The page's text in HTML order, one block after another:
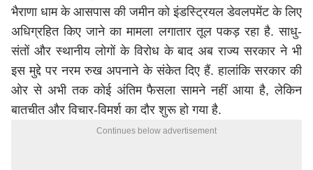
भैराणा धाम के आसपास की जमीन को इंडस्ट्रियल डेवलपमेंट के लिए
अधिग्रहित किए जाने का मामला लगातार तूल पकड़ रहा है. साधु-
संतों और स्थानीय लोगों के विरोध के बाद अब राज्य सरकार ने भी
इस मुद्दे पर नरम रुख अपनाने के संकेत दिए हैं. हालांकि सरकार की
ओर से अभी तक कोई अंतिम फैसला सामने नहीं आया है, लेकिन
बातचीत और विचार-विमर्श का दौर शुरू हो गया है.
Continues below advertisement